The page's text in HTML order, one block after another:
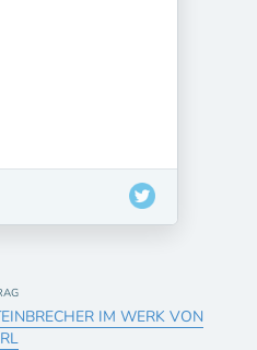
IM WERK VON